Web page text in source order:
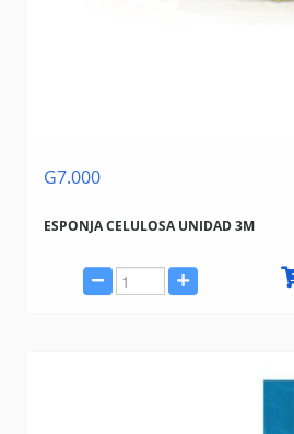
G7.000
ESPONJA CELULOSA UNIDAD 3M